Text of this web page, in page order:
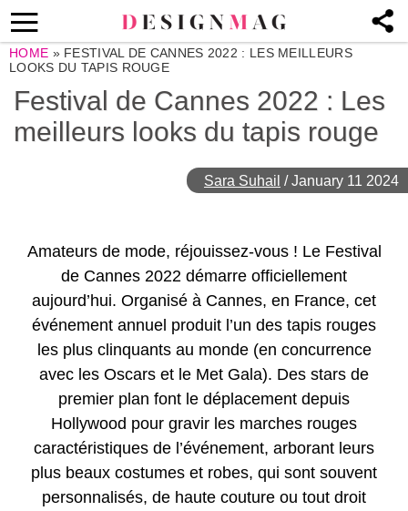
HOME » FESTIVAL DE CANNES 2022 : LES MEILLEURS
LOOKS DU TAPIS ROUGE
Festival de Cannes 2022 : Les
meilleurs looks du tapis rouge
Sara Suhail /January 11 2024
Amateurs de mode, réjouissez-vous ! Le Festival
de Cannes 2022 démarre officiellement
aujourd’hui. Organisé à Cannes, en France, cet
événement annuel produit l’un des tapis rouges
les plus clinquants au monde (en concurrence
avec les Oscars et le Met Gala). Des stars de
premier plan font le déplacement depuis
Hollywood pour gravir les marches rouges
caractéristiques de l’événement, arborant leurs
plus beaux costumes et robes, qui sont souvent
personnalisés, de haute couture ou tout droit